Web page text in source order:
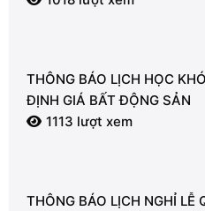
THÔNG BÁO LỊCH HỌC
ĐỊNH GIÁ BẤT ĐỘNG SẢN
1113 lượt xem
THÔNG BÁO LỊCH NGHỈ LỄ